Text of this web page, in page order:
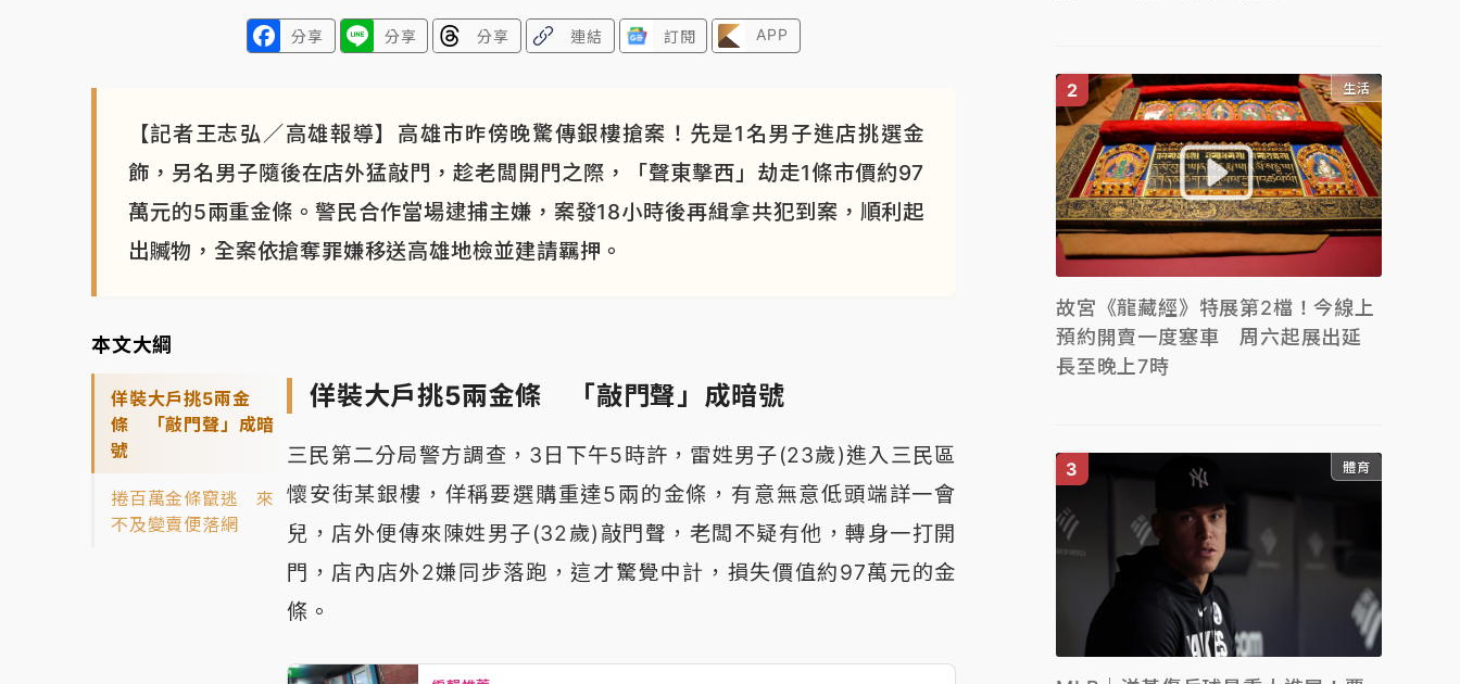
分享 分享 分享 連結 訂閱 APP
【記者王志弘／高雄報導】高雄市昨傍晚驚傳銀樓搶案！先是1名男子進店挑選金
飾，另名男子隨後在店外猛敲門，趁老闆開門之際，「聲東擊西」劫走1條市價約97
萬元的5兩重金條。警民合作當場逮捕主嫌，案發18小時後再緝拿共犯到案，順利起
出贓物，全案依搶奪罪嫌移送高雄地檢並建請羈押。
本文大綱
佯裝大戶挑5兩金
條 「敲門聲」成暗
號
捲百萬金條竄逃 來
不及變賣便落網
佯裝大戶挑5兩金條 「敲門聲」成暗號
三民第二分局警方調查，3日下午5時許，雷姓男子(23歲)進入三民區
懷安街某銀樓，佯稱要選購重達5兩的金條，有意無意低頭端詳一會
兒，店外便傳來陳姓男子(32歲)敲門聲，老闆不疑有他，轉身一打開
門，店內店外2嫌同步落跑，這才驚覺中計，損失價值約97萬元的金
條。
生活
故宮《龍藏經》特展第2檔！今線上
預約開賣一度塞車 周六起展出延
長至晚上7時
體育